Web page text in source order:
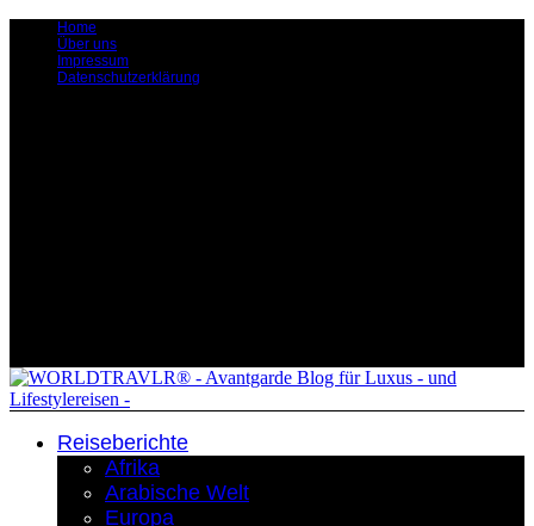
Home
Über uns
Impressum
Datenschutzerklärung
Reiseberichte
Afrika
Arabische Welt
Europa